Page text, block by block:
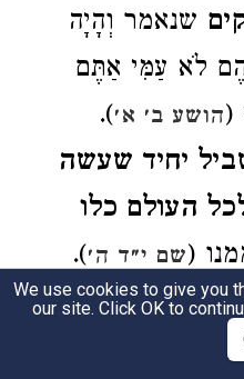
שנאמר וְהָיָה
לֹא עַמִּי אַתֶּם
(הושע ב׳ א׳).
יחיד שעשה
העולם כלו
(שם י״ד ה׳).
We use cookies to give you
our site. Click OK to